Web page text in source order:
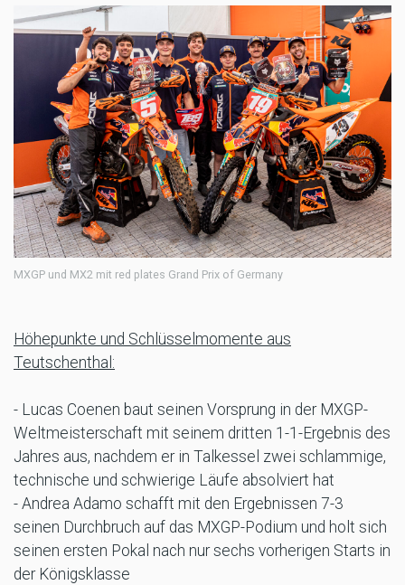
MXGP und MX2 mit red plates Grand Prix of Germany
Höhepunkte und Schlüsselmomente aus
Teutschenthal:
- Lucas Coenen baut seinen Vorsprung in der MXGP-
Weltmeisterschaft mit seinem dritten 1-1-Ergebnis des
Jahres aus, nachdem er in Talkessel zwei schlammige,
technische und schwierige Läufe absolviert hat
- Andrea Adamo schafft mit den Ergebnissen 7-3
seinen Durchbruch auf das MXGP-Podium und holt sich
seinen ersten Pokal nach nur sechs vorherigen Starts in
der Königsklasse